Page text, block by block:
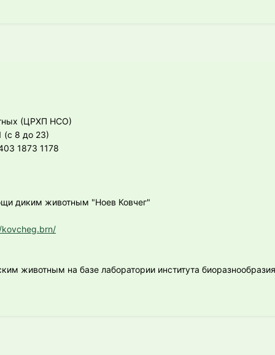
(ЦРХП НСО)
(с 8 до 23)
1873 1178
диким животным "Ноев Ковчег"
животным на базе лаборатории института